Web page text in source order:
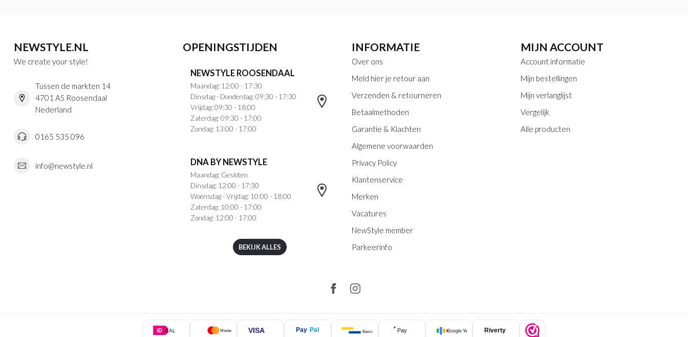
NEWSTYLE.NL
We create your style!
Tussen de markten 14
4701 AS Roosendaal
Nederland
0165 535 096
info@newstyle.nl
OPENINGSTIJDEN
NEWSTYLE ROOSENDAAL
Maandag: 12:00 - 17:30
Dinsdag - Donderdag: 09:30 - 17:30
Vrijdag: 09:30 - 18:00
Zaterdag: 09:30 - 17:00
Zondag: 13:00 - 17:00
DNA BY NEWSTYLE
Maandag: Gesloten
Dinsdag: 12:00 - 17:30
Woensdag - Vrijdag: 10:00 - 18:00
Zaterdag: 10:00 - 17:00
Zondag: 12:00 - 17:00
BEKIJK ALLES
INFORMATIE
Over ons
Meld hier je retour aan
Verzenden & retourneren
Betaalmethoden
Garantie & Klachten
Algemene voorwaarden
Privacy Policy
Klantenservice
Merken
Vacatures
NewStyle member
Parkeerinfo
MIJN ACCOUNT
Account informatie
Mijn bestellingen
Mijn verlanglijst
Vergelijk
Alle producten
iD EAL Mastercard VISA Pay Pal Bancontact Pay Google Wallet Riverty